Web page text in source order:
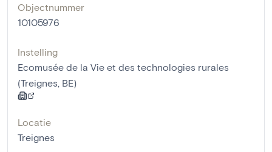
Objectnummer
10105976
Instelling
Ecomusée de la Vie et des technologies rurales
(Treignes, BE)
Locatie
Treignes